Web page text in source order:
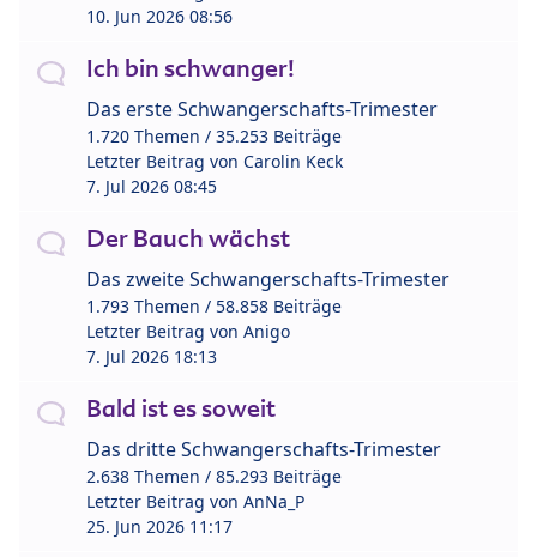
10. Jun 2026 08:56
Ich bin schwanger!
Das erste Schwangerschafts-Trimester
1.720 Themen / 35.253 Beiträge
Letzter Beitrag von Carolin Keck
7. Jul 2026 08:45
Der Bauch wächst
Das zweite Schwangerschafts-Trimester
1.793 Themen / 58.858 Beiträge
Letzter Beitrag von Anigo
7. Jul 2026 18:13
Bald ist es soweit
Das dritte Schwangerschafts-Trimester
2.638 Themen / 85.293 Beiträge
Letzter Beitrag von AnNa_P
25. Jun 2026 11:17